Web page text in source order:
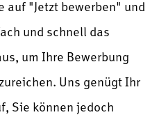
auf "Jetzt bewerben" und
und schnell das
um Ihre Bewerbung
Uns genügt Ihr
Sie können jedoch